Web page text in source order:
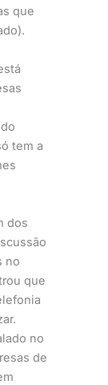
que
tem a
dos
no
que
no
de